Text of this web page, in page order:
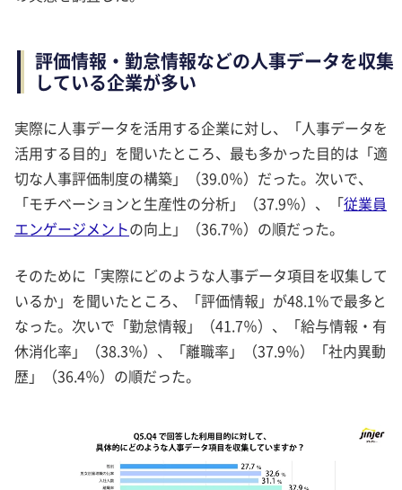
評価情報・勤怠情報などの人事データを収集
している企業が多い
実際に人事データを活用する企業に対し、「人事データを
活用する目的」を聞いたところ、最も多かった目的は「適
切な人事評価制度の構築」（39.0％）だった。次いで、
「モチベーションと生産性の分析」（37.9％）、「従業員
エンゲージメントの向上」（36.7％）の順だった。
そのために「実際にどのような人事データ項目を収集して
いるか」を聞いたところ、「評価情報」が48.1％で最多と
なった。次いで「勤怠情報」（41.7％）、「給与情報・有
休消化率」（38.3％）、「離職率」（37.9％）「社内異動
歴」（36.4％）の順だった。